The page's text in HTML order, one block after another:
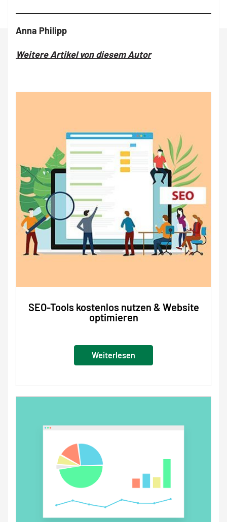
Anna Philipp
Weitere Artikel von diesem Autor
SEO-Tools kostenlos nutzen & Website
optimieren
Weiterlesen